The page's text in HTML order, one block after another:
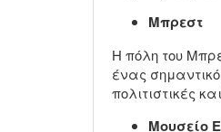
Μπρεστ
Η πόλη του
ένας
πολιτιστικές
Μουσείο